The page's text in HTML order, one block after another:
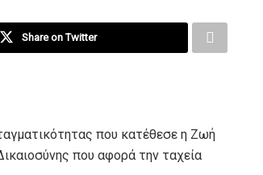
Share on Twitter
που κατέθεσε η Ζωή
που αφορά την ταχεία